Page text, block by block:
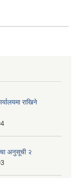
राखिने
अनुसूची २